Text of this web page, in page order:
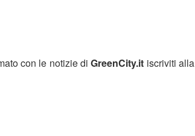
con le notizie diGreenCity.it iscriviti alla